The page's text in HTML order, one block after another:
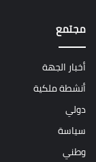
مجتمع
أخبار الجهة
أنشطة ملكية
دولي
سياسة
وطني